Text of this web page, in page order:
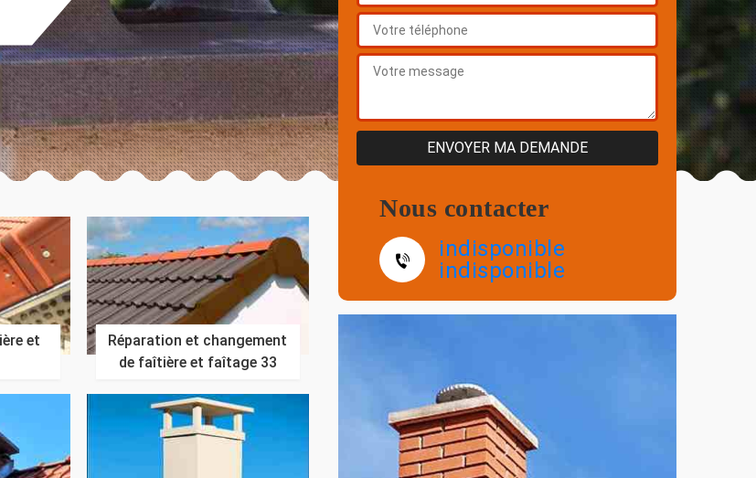
et
Réparation et changement
de faîtière et faîtage 33
Nous contacter
indisponible
indisponible